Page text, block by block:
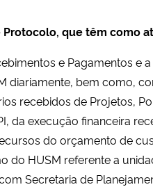
Protocolo, que têm como
e Pagamentos e
diariamente, bem como,
recebidos de Projetos,
da execução financeira
do orçamento de
HUSM referente a
Secretaria de